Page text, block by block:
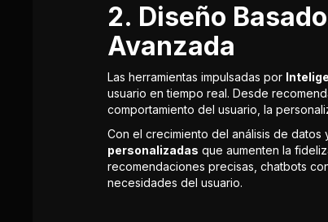
2. Diseño
Avanzada
Las herramientas impulsadas por
usuario en tiempo real. Desde
comportamiento del usuario, la
Con el crecimiento del análisis de
personalizadas que aumenten la
recomendaciones precisas, chatbots
necesidades del usuario.